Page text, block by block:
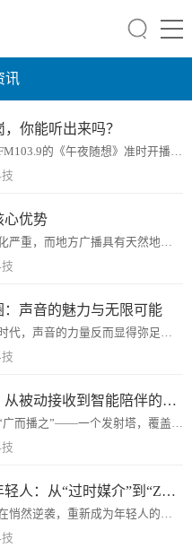
讯
你能听出来吗？
深夜十一点，调频FM103.9的《午夜随想》准时开播。主持人“林晨”用低沉而温暖的声音，念出一段关于城市失眠者的开场白。
心优势
全国性新媒体同质化严重，而地方广播具有天然地域壁垒，深耕本地细分市场，竞品少、用户忠诚度高，长期稳定沉淀本地品牌影响力。
：声音的魅力与无限可能
在视觉信息泛滥的时代，声音的力量反而显得弥足珍贵。电台音频生态圈，这个以声音为核心的生态系统，正在数字技术的催化下焕发出全新的生命力。
广播场景革命：从被动接收到智能陪伴的声学新纪元
传统广播的逻辑是“广而播之”——一个发射塔，覆盖一个城市，无数收音机在同一时间接收同一段声音。那是工业时代的线性传播，听众是被动的集体。
电台如何抓住年轻人：从“过时媒介”到“Z世代的隐藏宝藏”
一批敏锐的电台正在悄然逆袭，重新成为年轻人的收听选择。那么，电台究竟该如何抓住年轻人的心？